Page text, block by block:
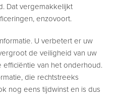
Dat vergemakkelijkt
enzovoort.
U verbetert er uw
de veiligheid van uw
van het onderhoud.
die rechtstreeks
nog eens tijdwinst en is dus